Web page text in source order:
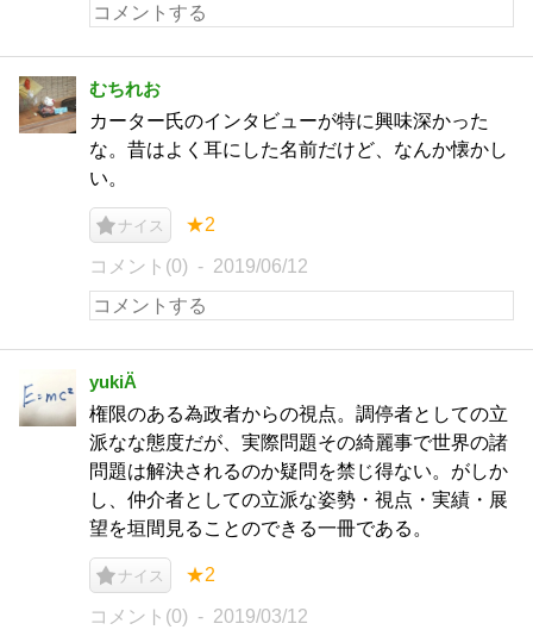
むちれお
カーター氏のインタビューが特に興味深かった
な。昔はよく耳にした名前だけど、なんか懐かし
い。
ナイス ★2
コメント(0) 2019/06/12
yukiÄ
権限のある為政者からの視点。調停者としての立
派なな態度だが、実際問題その綺麗事で世界の諸
問題は解決されるのか疑問を禁じ得ない。がしか
し、仲介者としての立派な姿勢・視点・実績・展
望を垣間見ることのできる一冊である。
ナイス ★2
コメント(0) 2019/03/12